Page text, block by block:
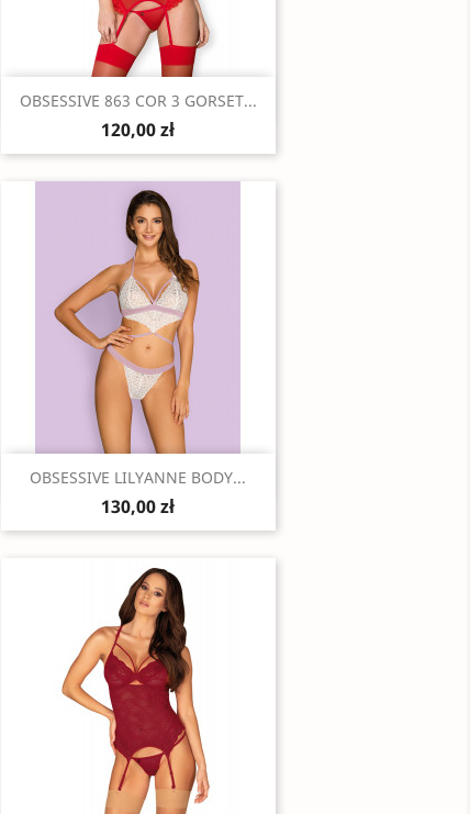
Szybki podgląd
OBSESSIVE 863 COR 3 GORSET...
120,00 zł
Szybki podgląd
OBSESSIVE LILYANNE BODY...
130,00 zł